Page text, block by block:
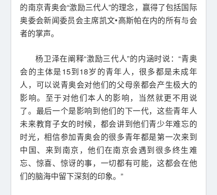
奥促机构
奥运之家
联系我们
的南京青奥会“激励三代人”的理念，赢得了包括国际
奥委会新闻委员会主席凯文•高斯帕在内的所有与会
者的掌声。
杨卫泽在阐释“激励三代人”的内涵时说：“青奥
会的主体是15到18岁的青年人，很多都是未成年
人，可以说青奥会对他们的父母亲都会产生极大的
影响。至于对他们本人的影响，当然就更不用说
了。最后一个是影响到他们的下一代，这些青年人
未来教育子女的时候，都会讲到他们青少年难忘的
时光，相信参加青奥会的很多青年都是第一次来到
中国、来到南京，他们在南京会遇到很多终生难
忘、惊喜、惊讶的事，一切都有可能，这都会在他
们的脑海中留下深刻的印象。”